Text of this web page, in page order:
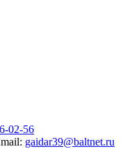
02-56
gaidar39@baltnet.ru